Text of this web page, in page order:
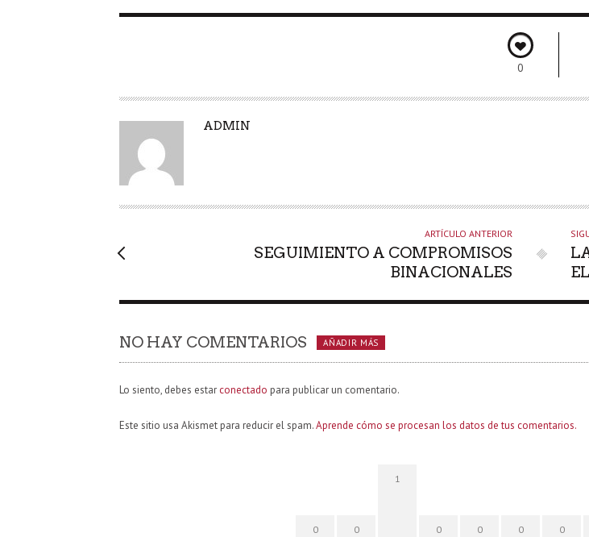
0
A
R
ADMIN
ARTÍCULO ANTERIOR
SEGUIMIENTO A COMPROMISOS
BINACIONALES
NO HAY COMENTARIOS AÑADIR MÁS
Lo siento, debes estar conectado para publicar un comentario.
Este sitio usa Akismet para reducir el spam.Aprende cómo se procesan los datos de tus comentarios.
0 0
1
0 0 0 0